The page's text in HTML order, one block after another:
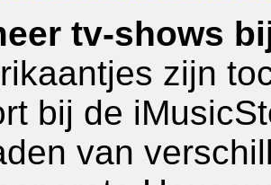
tv-shows
zijn
bij de
van